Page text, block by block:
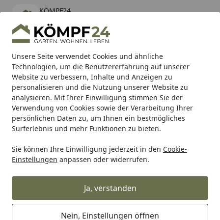
Unsere Seite verwendet Cookies und ähnliche
Technologien, um die Benutzererfahrung auf unserer
Website zu verbessern, Inhalte und Anzeigen zu
personalisieren und die Nutzung unserer Website zu
analysieren. Mit Ihrer Einwilligung stimmen Sie der
Verwendung von Cookies sowie der Verarbeitung Ihrer
persönlichen Daten zu, um Ihnen ein bestmögliches
Surferlebnis und mehr Funktionen zu bieten.
Sie können Ihre Einwilligung jederzeit in den Cookie-
Einstellungen anpassen oder widerrufen.
Ja, verstanden
Nein, Einstellungen öffnen
KÖMPF24
kostenlos - Im App Store
Hotline
Alle Produkte
Mein Konto
Suchen
Karibu Pools inkl. gratis Sandfilteranlage & Pool-
Starterset (Gesamtwert bis 468,99€)
Startseite
Grill Grillzubehör Räuchern & Smoken Holzplanken
Weber Räucherbretter - Zedernholz,
Serviergröße (17832)